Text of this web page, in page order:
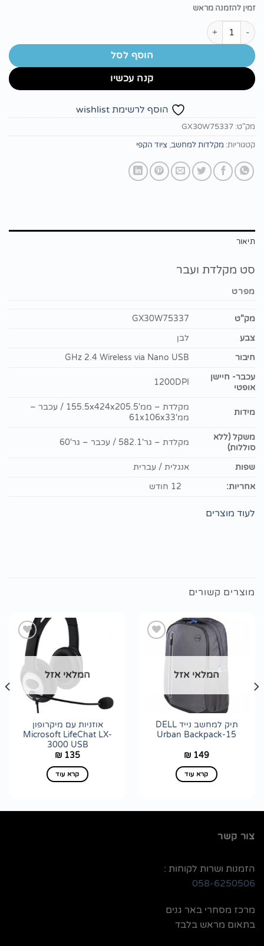
זמין להזמנה מראש
כמות של סט מקלדת ועכבר Lenovo 510 Wireless Combo -Hebrew -
הוסף לסל
קנה עכשיו
הוסף לרשימת wishlist
מק"ט: GX30W75337
קטגוריות: מקלדות למחשב, ציוד הקפי
תיאור
סט מקלדת ועבר
מפרט
מק"ט
GX30W75337
צבע
לבן
חיבור
GHz 2.4 Wireless via Nano USB
עכבר- חיישן
אופטי
1200DPI
מידות
מקלדת – ממ'155.5x424x205.5 / עכבר –
ממ'61x106x33
משקל (ללא
סוללות)
מקלדת – גר'582.1 / עכבר – גר'60
שפות
אנגלית / עברית
אחריות:
לעוד מוצרים
מוצרים קשורים
המלאי אזל
תיק למחשב נייד DELL
Urban Backpack-15
₪ 149
קרא עוד
הוסף
לרשימת
wishlist
המלאי אזל
אוזניות עם מיקרופון
Microsoft LifeChat LX-
3000 USB
₪ 135
קרא עוד
צור קשר
הזמנות ושרות לקוחות :
058-6250506
מרכז מסחרי באר גנים
בתאום מראש בלבד